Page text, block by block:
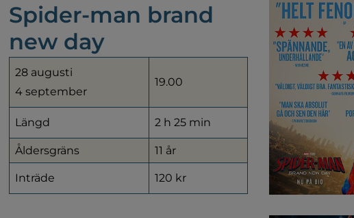
Spider-man brand
new day
28 augusti
4 september
19.00
Längd 2 h 25 min
Åldersgräns 11 år
Inträde 120 kr